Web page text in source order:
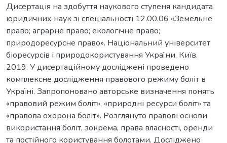
Дисертація на здобуття наукового ступеня кандидата
юридичних наук зі спеціальності 12.00.06 «Земельне
право; аграрне право; екологічне право;
природоресурсне право». Національний університет
біоресурсів і природокористування України. Київ.
2019. У дисертаційному досліджені проведено
комплексне дослідження правового режиму боліт в
Україні. Запропоновано авторське визначення понять
«правовий режим боліт», «природні ресурси боліт» та
«правова охорона боліт». Розглянуто правові основи
використання боліт, зокрема, права власності, оренди
та постійного користування болотами. Досліджено